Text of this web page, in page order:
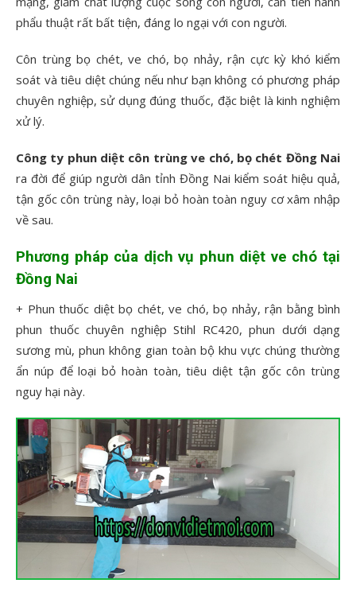
phẩu thuật rất bất tiện, đáng lo ngại với con người.
Côn trùng bọ chét, ve chó, bọ nhảy, rận cực kỳ khó kiểm
soát và tiêu diệt chúng nếu như bạn không có phương pháp
chuyên nghiệp, sử dụng đúng thuốc, đặc biệt là kinh nghiệm
xử lý.
Công ty phun diệt côn trùng ve chó, bọ chét Đồng Nai
ra đời để giúp người dân tỉnh Đồng Nai kiểm soát hiệu quả,
tận gốc côn trùng này, loại bỏ hoàn toàn nguy cơ xâm nhập
về sau.
Phương pháp của dịch vụ phun diệt ve chó tại
Đồng Nai
+ Phun thuốc diệt bọ chét, ve chó, bọ nhảy, rận bằng bình
phun thuốc chuyên nghiệp Stihl RC420, phun dưới dạng
sương mù, phun không gian toàn bộ khu vực chúng thường
ẩn núp để loại bỏ hoàn toàn, tiêu diệt tận gốc côn trùng
nguy hại này.